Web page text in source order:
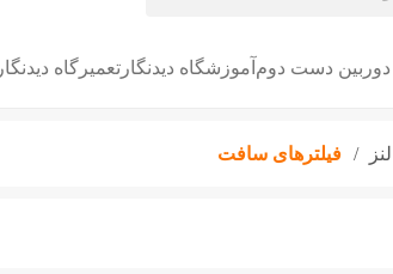
دوربین دست دوم آموزشگاه دیدنگار تعمیرگاه دیدنگار
فیلترهای سافت